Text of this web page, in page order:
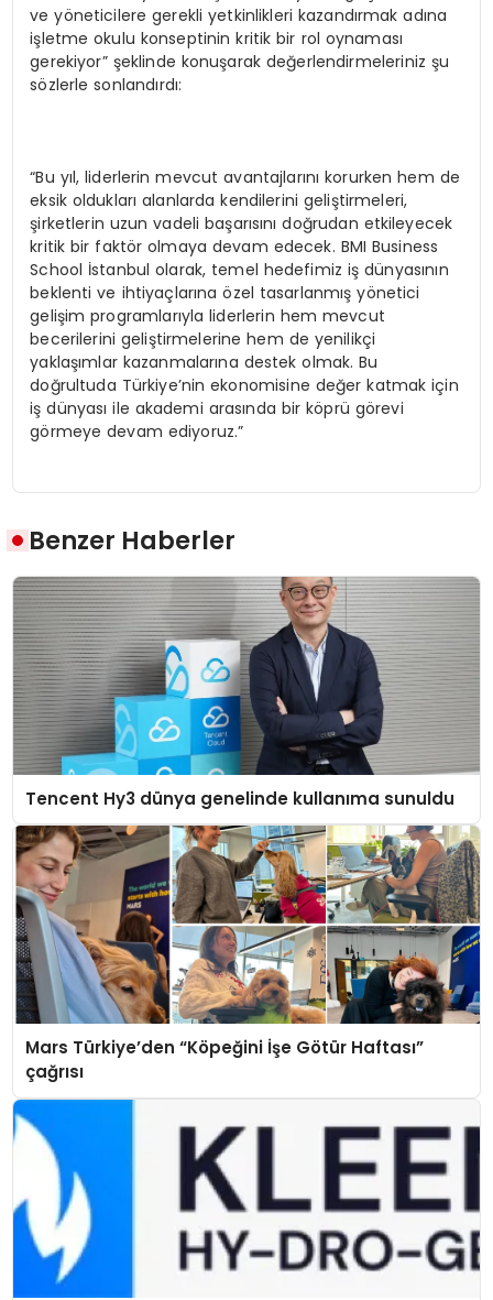
ve yöneticilere gerekli yetkinlikleri kazandırmak adına
işletme okulu konseptinin kritik bir rol oynaması
gerekiyor” şeklinde konuşarak değerlendirmeleriniz şu
sözlerle sonlandırdı:
“Bu yıl, liderlerin mevcut avantajlarını korurken hem de
eksik oldukları alanlarda kendilerini geliştirmeleri,
şirketlerin uzun vadeli başarısını doğrudan etkileyecek
kritik bir faktör olmaya devam edecek. BMI Business
School İstanbul olarak, temel hedefimiz iş dünyasının
beklenti ve ihtiyaçlarına özel tasarlanmış yönetici
gelişim programlarıyla liderlerin hem mevcut
becerilerini geliştirmelerine hem de yenilikçi
yaklaşımlar kazanmalarına destek olmak. Bu
doğrultuda Türkiye’nin ekonomisine değer katmak için
iş dünyası ile akademi arasında bir köprü görevi
görmeye devam ediyoruz.”
Benzer Haberler
Tencent Hy3 dünya genelinde kullanıma sunuldu
Mars Türkiye’den “Köpeğini İşe Götür Haftası”
çağrısı